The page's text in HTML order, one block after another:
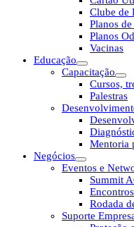
Clube de
Planos de
Planos
Vacinas
Educação
Capacitação
Cursos,
Palestras
Mentoria
Negócios
Eventos e
Summit
Rodada
Suporte